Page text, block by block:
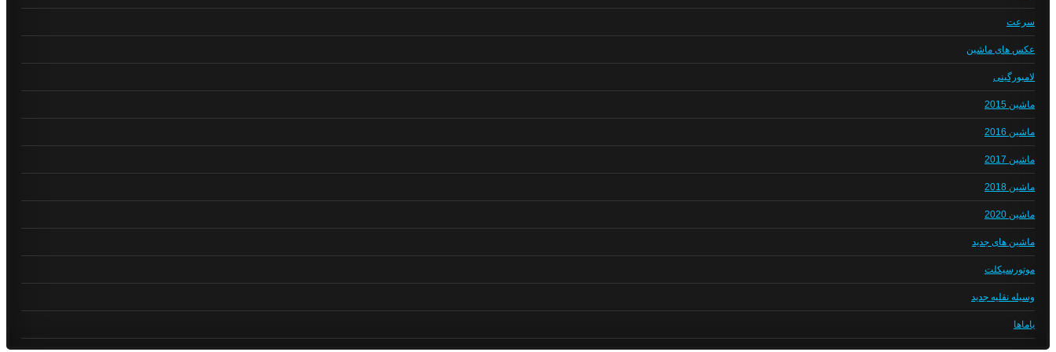
سرعت
عکس های ماشین
لامبورگینی
ماشین 2015
ماشین 2016
ماشین 2017
ماشین 2018
ماشین 2020
ماشین های جدید
موتورسیکلت
وسیله نقلیه جدید
یاماها